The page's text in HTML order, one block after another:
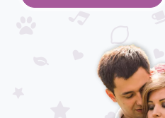
С Днем рождения
Годовщина свадьбы